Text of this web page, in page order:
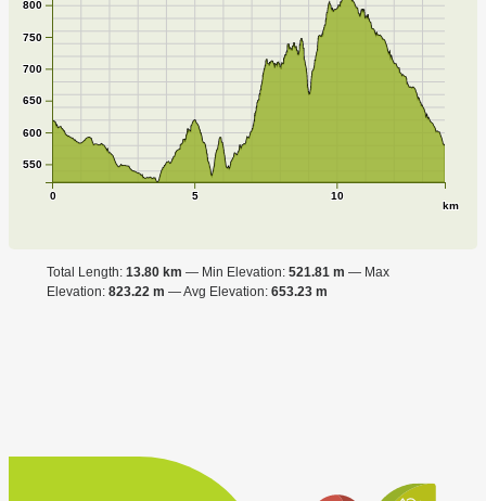
0 5 10
km
550
600
650
700
750
800
Total Length: 13.80 km Min Elevation: 521.81 m
Max
Elevation: 823.22 m Avg Elevation: 653.23 m